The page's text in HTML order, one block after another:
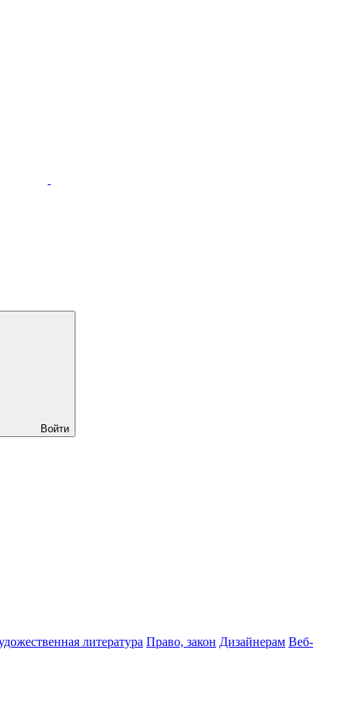
Войти
литература Право, закон Дизайнерам Веб-